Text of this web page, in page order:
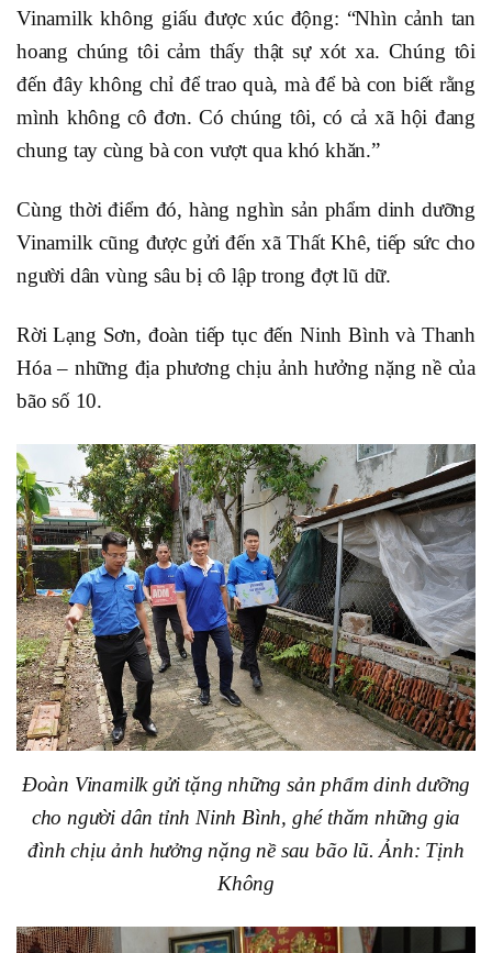
Vinamilk không giấu được xúc động: “Nhìn cảnh tan
hoang chúng tôi cảm thấy thật sự xót xa. Chúng tôi
đến đây không chỉ để trao quà, mà để bà con biết rằng
mình không cô đơn. Có chúng tôi, có cả xã hội đang
chung tay cùng bà con vượt qua khó khăn.”
Cùng thời điểm đó, hàng nghìn sản phẩm dinh dưỡng
Vinamilk cũng được gửi đến xã Thất Khê, tiếp sức cho
người dân vùng sâu bị cô lập trong đợt lũ dữ.
Rời Lạng Sơn, đoàn tiếp tục đến Ninh Bình và Thanh
Hóa – những địa phương chịu ảnh hưởng nặng nề của
bão số 10.
Đoàn Vinamilk gửi tặng những sản phẩm dinh dưỡng
cho người dân tỉnh Ninh Bình, ghé thăm những gia
đình chịu ảnh hưởng nặng nề sau bão lũ. Ảnh: Tịnh
Không